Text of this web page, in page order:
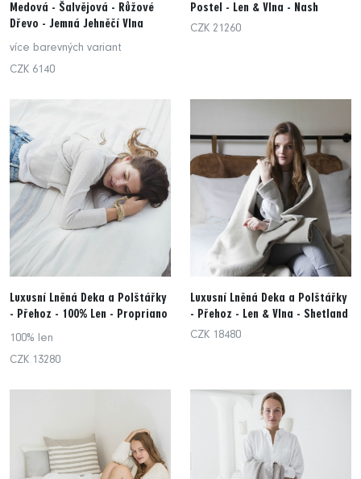
Medová - Šalvějová - Růžové
Dřevo - Jemná Jehněčí Vlna
více barevných variant
CZK 6140
Postel - Len & Vlna - Nash
CZK 21260
Luxusní Lněná Deka a Polštářky
- Přehoz - 100% Len - Propriano
100% len
CZK 13280
Luxusní Lněná Deka a Polštářky
- Přehoz - Len & Vlna - Shetland
CZK 18480